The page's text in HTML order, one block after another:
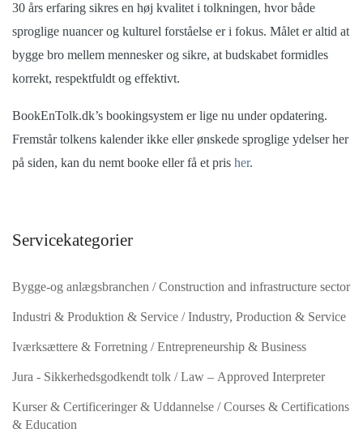
30 års erfaring sikres en høj kvalitet i tolkningen, hvor både
sproglige nuancer og kulturel forståelse er i fokus. Målet er altid at
bygge bro mellem mennesker og sikre, at budskabet formidles
korrekt, respektfuldt og effektivt.
BookEnTolk.dk’s bookingsystem er lige nu under opdatering.
Fremstår tolkens kalender ikke eller ønskede sproglige ydelser her
på siden, kan du nemt booke eller få et pris her.
Servicekategorier
Bygge-og anlægsbranchen / Construction and infrastructure sector
Industri & Produktion & Service / Industry, Production & Service
Iværksættere & Forretning / Entrepreneurship & Business
Jura - Sikkerhedsgodkendt tolk / Law – Approved Interpreter
Kurser & Certificeringer & Uddannelse / Courses & Certifications
& Education